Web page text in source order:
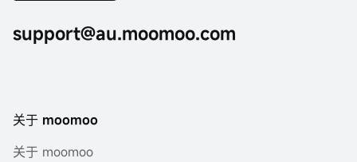
support@au.moomoo.com
关于 moomoo
关于 moomoo